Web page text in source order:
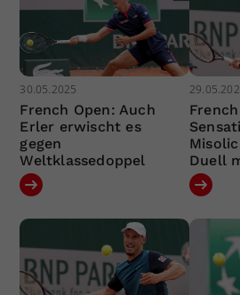
30.05.2025
French Open: Auch
Erler erwischt es
gegen
Weltklassedoppel
Duell